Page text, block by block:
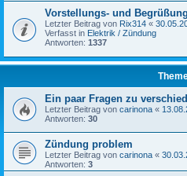
Vorstellungs- und
Letzter Beitrag von Rix314 «
Verfasst in Elektrik / Zündung
Antworten: 1337
Ein paar Fragen zu
Letzter Beitrag von carinona «
Antworten: 30
Zündung problem
Letzter Beitrag von carinona «
Antworten: 3